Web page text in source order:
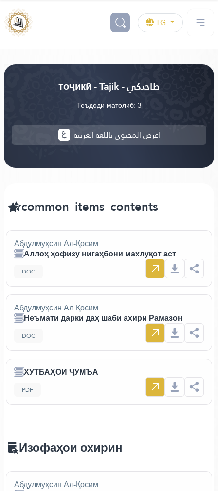
TG
тоҷикӣ - Tajik - طاجيكي
Теъдоди матолиб: 3
أعرض المحتوى باللغة العربية
common_items_contents
Абдулмуҳсин Ал-Қосим
Аллоҳ ҳофизу нигаҳбони махлуқот аст
DOC
Абдулмуҳсин Ал-Қосим
Неъмати дарки даҳ шаби ахири Рамазон
DOC
ХУТБАҲОИ ҶУМЪА
PDF
Изофаҳои охирин
Абдулмуҳсин Ал-Қосим